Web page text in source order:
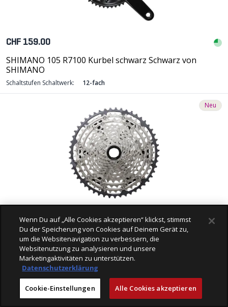
CHF 159.00
SHIMANO 105 R7100 Kurbel schwarz Schwarz von
SHIMANO
Schaltstufen Schaltwerk: 12-fach
Neu
DEORE M7200 Kassette 12fach silber/schwarz von
SHIMANO
Schaltstufen Schaltwerk: 12-fach
Neu
Wenn Du auf „Alle Cookies akzeptieren“ klickst, stimmst
Du der Speicherung von Cookies auf Deinem Gerät zu,
um die Websitenavigation zu verbessern, die
Websitenutzung zu analysieren und unsere
Marketingaktivitäten zu unterstützen.
Datenschutzerklärung
Cookie-Einstellungen Alle Cookies akzeptieren